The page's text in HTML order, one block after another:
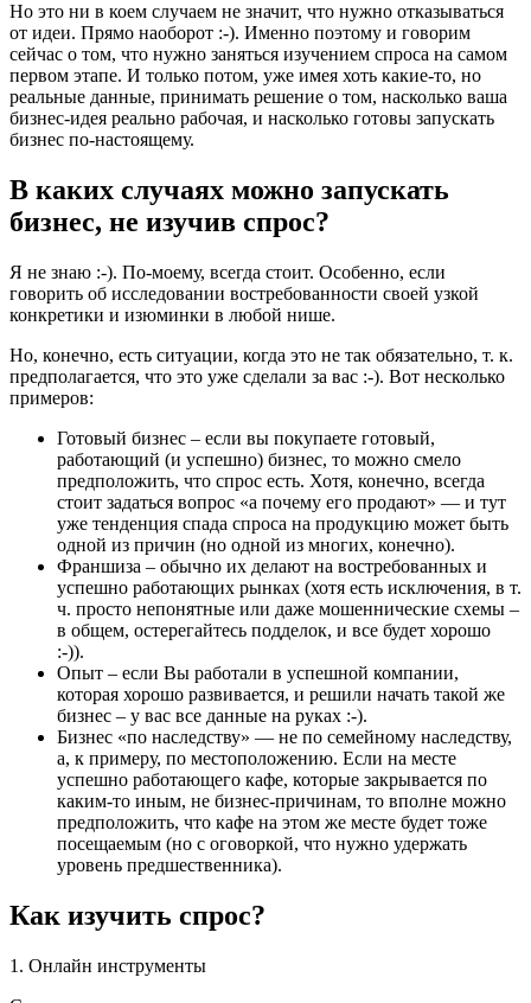
Но это ни в коем случаем не значит, что нужно отказываться
от идеи. Прямо наоборот :-). Именно поэтому и говорим
сейчас о том, что нужно заняться изучением спроса на самом
первом этапе. И только потом, уже имея хоть какие-то, но
реальные данные, принимать решение о том, насколько ваша
бизнес-идея реально рабочая, и насколько готовы запускать
бизнес по-настоящему.
В каких случаях можно запускать
бизнес, не изучив спрос?
Я не знаю :-). По-моему, всегда стоит. Особенно, если
говорить об исследовании востребованности своей узкой
конкретики и изюминки в любой нише.
Но, конечно, есть ситуации, когда это не так обязательно, т. к.
предполагается, что это уже сделали за вас :-). Вот несколько
примеров:
Готовый бизнес – если вы покупаете готовый,
работающий (и успешно) бизнес, то можно смело
предположить, что спрос есть. Хотя, конечно, всегда
стоит задаться вопрос «а почему его продают» — и тут
уже тенденция спада спроса на продукцию может быть
одной из причин (но одной из многих, конечно).
Франшиза – обычно их делают на востребованных и
успешно работающих рынках (хотя есть исключения, в т.
ч. просто непонятные или даже мошеннические схемы –
в общем, остерегайтесь подделок, и все будет хорошо
:-)).
Опыт – если Вы работали в успешной компании,
которая хорошо развивается, и решили начать такой же
бизнес – у вас все данные на руках :-).
Бизнес «по наследству» — не по семейному наследству,
а, к примеру, по местоположению. Если на месте
успешно работающего кафе, которые закрывается по
каким-то иным, не бизнес-причинам, то вполне можно
предположить, что кафе на этом же месте будет тоже
посещаемым (но с оговоркой, что нужно удержать
уровень предшественника).
Как изучить спрос?
1. Онлайн инструменты